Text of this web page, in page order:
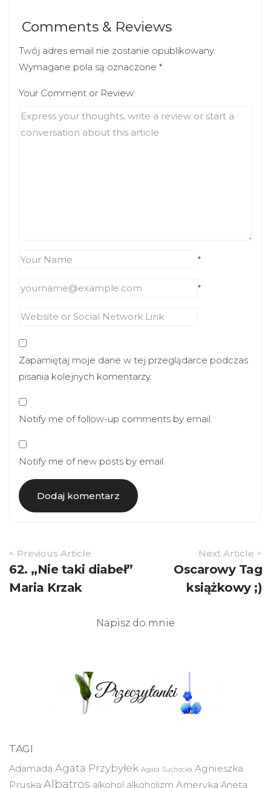
Comments & Reviews
Twój adres email nie zostanie opublikowany.
Wymagane pola są oznaczone *
Your Comment or Review:
*
*
Zapamiętaj moje dane w tej przeglądarce podczas
pisania kolejnych komentarzy.
Notify me of follow-up comments by email.
Notify me of new posts by email.
Article
Navigation
< Previous Article
62. „Nie taki diabeł”
Maria Krzak
Next Article >
Oscarowy Tag
książkowy ;)
Napisz do mnie
TAGI
Adamada Agata Przybyłek Agata Suchocka Agnieszka
Pruska Albatros alkohol alkoholizm Ameryka Aneta